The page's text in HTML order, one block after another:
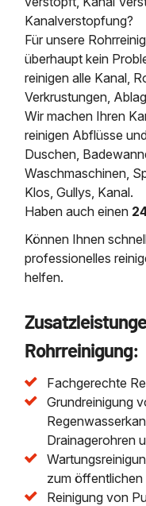
Kanalverstopfung?
Für unsere
überhaupt kein
reinigen alle Kanal,
Verkrustungen,
Wir machen Ihren
reinigen Abflüsse
Duschen,
Waschmaschinen,
Klos, Gullys, Kanal.
Haben auch einen
Können Ihnen
professionelles
helfen.
Rohrreinigung:
Fachgerechte
Grundreinigung
Drainagerohren
zum öffentlichen
Reinigung von